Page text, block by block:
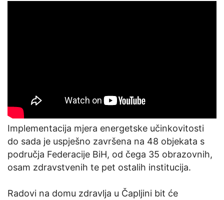
Implementacija mjera energetske učinkovitosti
do sada je uspješno završena na 48 objekata s
područja Federacije BiH, od čega 35 obrazovnih,
osam zdravstvenih te pet ostalih institucija.
Radovi na domu zdravlja u Čapljini bit će